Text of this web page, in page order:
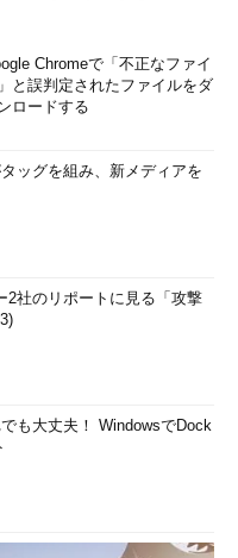
Chromeで「不正なファイ
と誤判定されたファイルをダ
ロードする
ッグを組み、新メディアを
2社のリポートに見る「攻撃
も大丈夫！ WindowsでDock